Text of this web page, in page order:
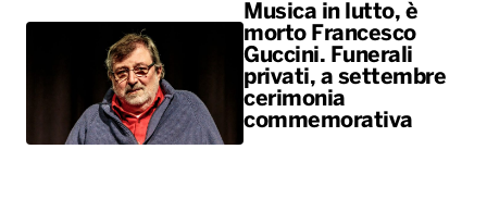
Musica in lutto, è
morto Francesco
Guccini. Funerali
privati, a settembre
cerimonia
commemorativa